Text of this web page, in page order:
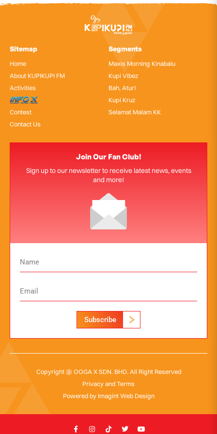
Sitemap
Home
About KUPIKUPI FM
Activities
InfoX
Contest
Contact Us
Segments
Maxis Morning Kinabalu
Kupi Vibez
Bah, Atur!
Kupi Kruz
Selamat Malam KK
Join Our Fan Club!
Sign up to our newsletter to receive latest news, events
and more!
Subscribe
Copyright @ OOGA X SDN. BHD. All Right Reserved
Privacy and Terms
Powered by Imagint Web Design